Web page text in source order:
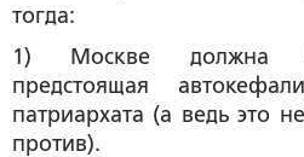
тогда:
1) Москве должна
предстоящая
патриархата (а ведь это
против).